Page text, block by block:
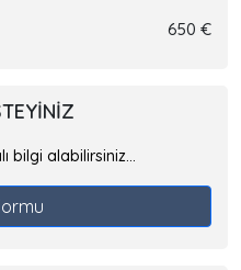
650 €
bilgi alabilirsiniz...